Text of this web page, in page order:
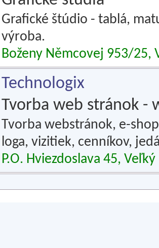
Grafické štúdio - tablá,
výroba.
Boženy Němcovej 953/25,
Technologix
Tvorba web stránok -
Tvorba webstránok, e-
loga, vizitiek, cenníkov,
P.O. Hviezdoslava 45,